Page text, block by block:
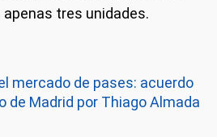
tres unidades.
mercado de pases: acuerdo
Madrid por Thiago Almada